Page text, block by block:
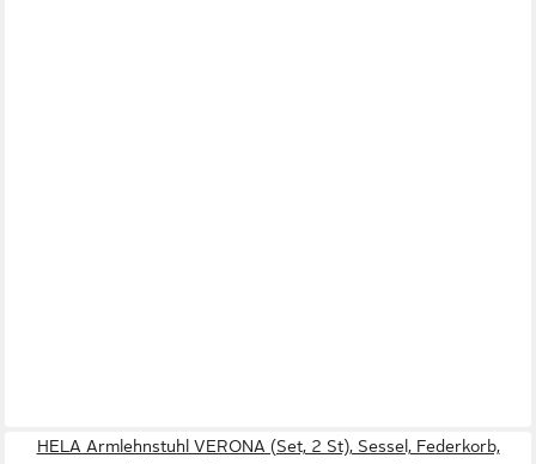
HELA Armlehnstuhl VERONA (Set, 2 St), Sessel, Federkorb,